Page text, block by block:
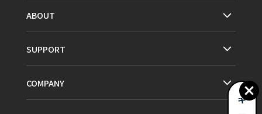
ABOUT
SUPPORT
COMPANY